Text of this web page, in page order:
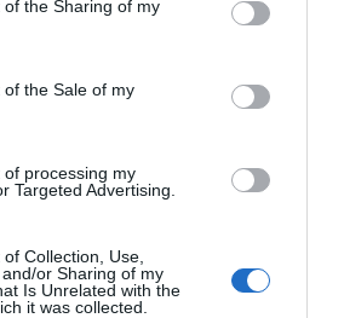
or usage behaviour. You may click to
to Google and its third-party tags to
specified purposes in below Google
the Sharing of my
the Sale of my
processing my
Targeted Advertising.
Collection, Use,
or Sharing of my
Is Unrelated with the
it was collected.
σημειώσατε…
Γιατί οι Τούρκοι συρρέουν
08/08/2026